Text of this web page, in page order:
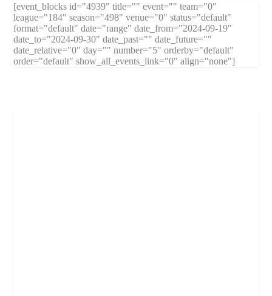
[event_blocks id="4939" title="" event="" team="0"
league="184" season="498" venue="0" status="default"
format="default" date="range" date_from="2024-09-19"
date_to="2024-09-30" date_past="" date_future=""
date_relative="0" day="" number="5" orderby="default"
order="default" show_all_events_link="0" align="none"]